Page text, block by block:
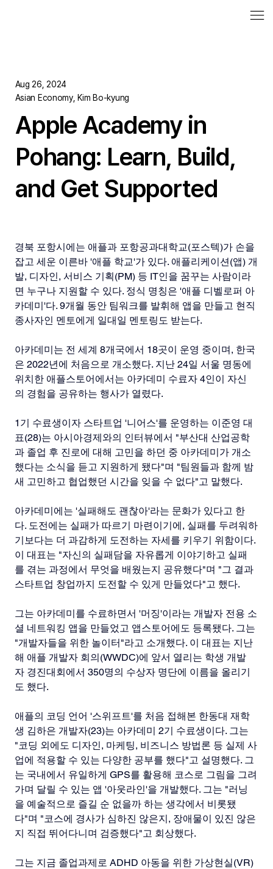
Aug 26, 2024
Asian Economy, Kim Bo-kyung
Apple Academy in
Pohang: Learn, Build,
and Get Supported
경북 포항시에는 애플과 포항공과대학교(포스텍)가 손을
잡고 세운 이른바 '애플 학교'가 있다. 애플리케이션(앱) 개
발, 디자인, 서비스 기획(PM) 등 IT인을 꿈꾸는 사람이라
면 누구나 지원할 수 있다. 정식 명칭은 '애플 디벨로퍼 아
카데미'다. 9개월 동안 팀워크를 발휘해 앱을 만들고 현직
종사자인 멘토에게 일대일 멘토링도 받는다.
아카데미는 전 세계 8개국에서 18곳이 운영 중이며, 한국
은 2022년에 처음으로 개소했다. 지난 24일 서울 명동에
위치한 애플스토어에서는 아카데미 수료자 4인이 자신
의 경험을 공유하는 행사가 열렸다.
1기 수료생이자 스타트업 '니어스'를 운영하는 이준영 대
표(28)는 아시아경제와의 인터뷰에서 "부산대 산업공학
과 졸업 후 진로에 대해 고민을 하던 중 아카데미가 개소
했다는 소식을 듣고 지원하게 됐다"며 "팀원들과 함께 밤
새 고민하고 협업했던 시간을 잊을 수 없다"고 말했다.
아카데미에는 '실패해도 괜찮아'라는 문화가 있다고 한
다. 도전에는 실패가 따르기 마련이기에, 실패를 두려워하
기보다는 더 과감하게 도전하는 자세를 키우기 위함이다.
이 대표는 "자신의 실패담을 자유롭게 이야기하고 실패
를 겪는 과정에서 무엇을 배웠는지 공유했다"며 "그 결과
스타트업 창업까지 도전할 수 있게 만들었다"고 했다.
그는 아카데미를 수료하면서 '머징'이라는 개발자 전용 소
셜 네트워킹 앱을 만들었고 앱스토어에도 등록됐다. 그는
"개발자들을 위한 놀이터"라고 소개했다. 이 대표는 지난
해 애플 개발자 회의(WWDC)에 앞서 열리는 학생 개발
자 경진대회에서 350명의 수상자 명단에 이름을 올리기
도 했다.
애플의 코딩 언어 '스위프트'를 처음 접해본 한동대 재학
생 김하은 개발자(23)는 아카데미 2기 수료생이다. 그는
"코딩 외에도 디자인, 마케팅, 비즈니스 방법론 등 실제 사
업에 적용할 수 있는 다양한 공부를 했다"고 설명했다. 그
는 국내에서 유일하게 GPS를 활용해 코스로 그림을 그려
가며 달릴 수 있는 앱 '아웃라인'을 개발했다. 그는 "러닝
을 예술적으로 즐길 순 없을까 하는 생각에서 비롯됐
다"며 "코스에 경사가 심하진 않은지, 장애물이 있진 않은
지 직접 뛰어다니며 검증했다"고 회상했다.
그는 지금 졸업과제로 ADHD 아동을 위한 가상현실(VR)